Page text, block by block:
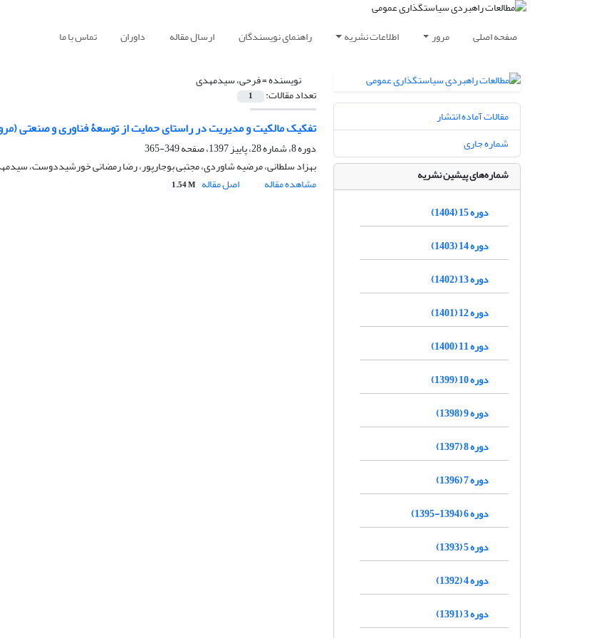
صفحه اصلی مرور اطلاعات نشریه راهنمای نویسندگان ارسال مقاله داوران تماس با ما
نویسنده =فرحی، سیدمهدی
تعداد مقالات: 1
تفکیک مالکیت و مدیریت در راستای حمایت از توسعۀ فناوری و صنعتی
دوره 8، شماره 28، پاییز 1397، صفحه
349-365
بهزاد سلطانی، مرضیه شاوردی، مجتبی بوجارپور، رضا رمضانی خورشیددوست،
مشاهده مقاله
اصل مقاله 1.54 M
مقالات آماده انتشار
شماره جاری
شماره‌های پیشین نشریه
دوره 15 (1404)
دوره 14 (1403)
دوره 13 (1402)
دوره 12 (1401)
دوره 11 (1400)
دوره 10 (1399)
دوره 9 (1398)
دوره 8 (1397)
دوره 7 (1396)
دوره 6 (1394-1395)
دوره 5 (1393)
دوره 4 (1392)
دوره 3 (1391)